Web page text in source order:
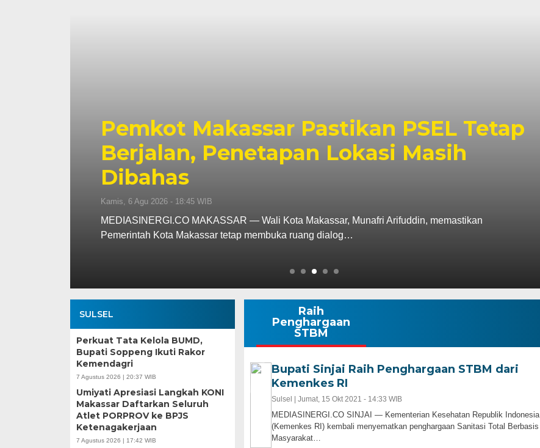
Pemkot Makassar Pastikan PSEL Tetap
Berjalan, Penetapan Lokasi Masih
Dibahas
Kamis, 6 Agu 2026 - 18:45 WIB
MEDIASINERGI.CO MAKASSAR — Wali Kota Makassar, Munafri Arifuddin, memastikan
Pemerintah Kota Makassar tetap membuka ruang dialog…
SULSEL
Perkuat Tata Kelola BUMD,
Bupati Soppeng Ikuti Rakor
Kemendagri
7 Agustus 2026 | 20:37 WIB
Umiyati Apresiasi Langkah KONI
Makassar Daftarkan Seluruh
Atlet PORPROV ke BPJS
Ketenagakerjaan
7 Agustus 2026 | 17:42 WIB
Raih
Penghargaan
STBM
Bupati Sinjai Raih Penghargaan STBM dari
Kemenkes RI
Sulsel | Jumat, 15 Okt 2021 - 14:33 WIB
MEDIASINERGI.CO SINJAI — Kementerian Kesehatan Republik Indonesia
(Kemenkes RI) kembali menyematkan penghargaan Sanitasi Total Berbasis
Masyarakat…